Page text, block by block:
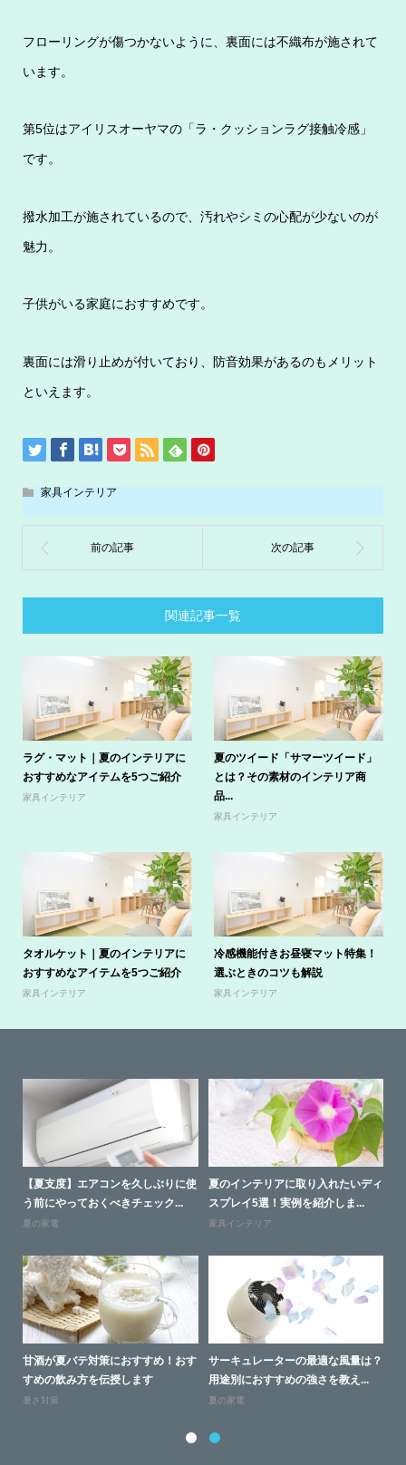
フローリングが傷つかないように、裏面には不織布が施されて
います。
第5位はアイリスオーヤマの「ラ・クッションラグ接触冷感」
です。
撥水加工が施されているので、汚れやシミの心配が少ないのが
魅力。
子供がいる家庭におすすめです。
裏面には滑り止めが付いており、防音効果があるのもメリット
といえます。
家具インテリア
関連記事一覧
ラグ・マット｜夏のインテリアに
おすすめなアイテムを5つご紹介
家具インテリア
夏のツイード「サマーツイード」
とは？その素材のインテリア商
品...
家具インテリア
タオルケット｜夏のインテリアに
おすすめなアイテムを5つご紹介
家具インテリア
冷感機能付きお昼寝マット特集！
選ぶときのコツも解説
家具インテリア
【夏支度】エアコンを久しぶりに使
う前にやっておくべきチェック...
夏の家電
夏のインテリアに取り入れたいディ
スプレイ5選！実例を紹介しま...
家具インテリア
甘酒が夏バテ対策におすすめ！おす
すめの飲み方を伝授します
暑さ対策
サーキュレーターの最適な風量は？
用途別におすすめの強さを教え...
夏の家電